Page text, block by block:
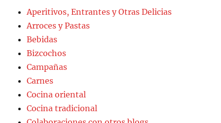
Aperitivos, Entrantes y Otras Delicias
Arroces y Pastas
Bebidas
Bizcochos
Campañas
Carnes
Cocina oriental
Cocina tradicional